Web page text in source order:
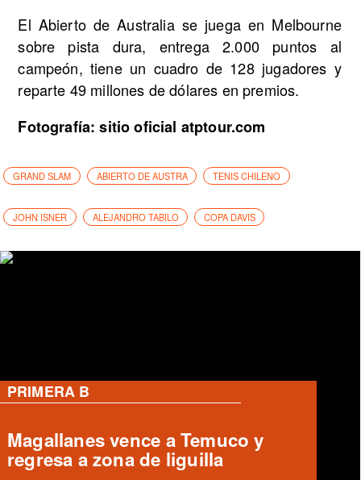
El Abierto de Australia se juega en Melbourne
sobre pista dura, entrega 2.000 puntos al
campeón, tiene un cuadro de 128 jugadores y
reparte 49 millones de dólares en premios.
Fotografía: sitio oficial atptour.com
GRAND SLAM ABIERTO DE AUSTRA TENIS CHILENO
JOHN ISNER ALEJANDRO TABILO COPA DAVIS
PRIMERA B
Magallanes remonta y vence a
Temuco en partido de Liga de
Ascenso